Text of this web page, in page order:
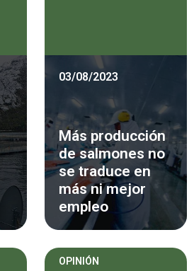
03/08/2023
Más producción
de salmones no
se traduce en
más ni mejor
empleo
OPINIÓN